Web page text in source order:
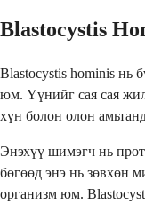
Blastocystis
Blastocystis hominis нь
юм. Үүнийг сая сая
хүн болон олон
Энэхүү шимэгч нь
бөгөөд энэ нь зөвхөн
организм юм.